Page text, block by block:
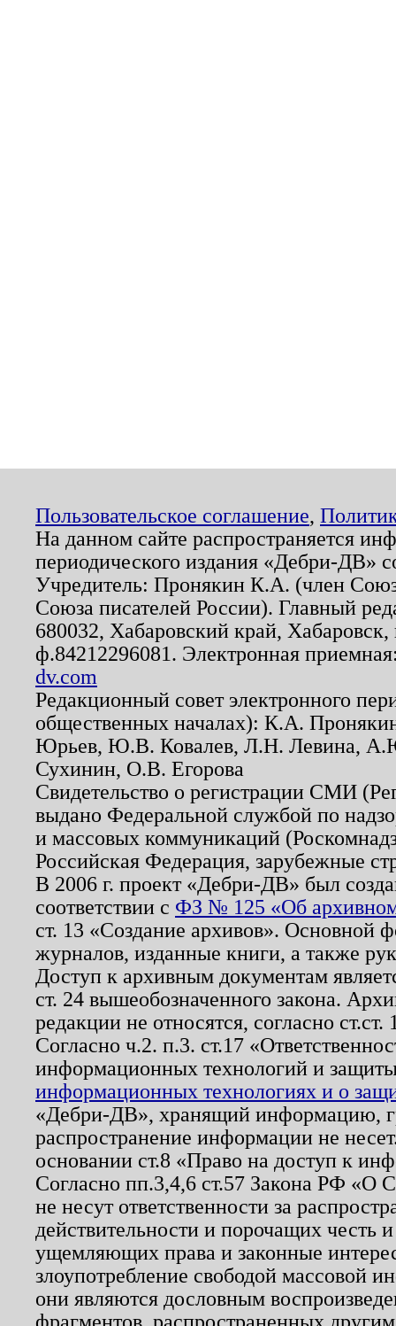
Пользовательское соглашение,
На данном сайте распространяется
периодического издания «Дебри-ДВ»
Учредитель: Пронякин К.А. (член
Союза писателей России). Главный
680032, Хабаровский край,
ф.84212296081. Электронная
dv.com
Редакционный совет электронного
общественных началах): К.А.
Юрьев, Ю.В. Ковалев, Л.Н. Левина,
Сухинин, О.В. Егорова
Свидетельство о регистрации СМИ
выдано Федеральной службой по
и массовых коммуникаций
Российская Федерация, зарубежные
В 2006 г. проект «Дебри-ДВ» был
соответствии с ФЗ № 125 «Об
ст. 13 «Создание архивов». Основной
журналов, изданные книги, а также
Доступ к архивным документам
ст. 24 вышеобозначенного закона.
редакции не относятся, согласно
Согласно ч.2. п.3. ст.17
информационных технологий и
информационных технологиях и о
«Дебри-ДВ», хранящий информацию,
распространение информации не
основании ст.8 «Право на доступ к
Согласно пп.3,4,6 ст.57 Закона РФ «О
не несут ответственности за
действительности и порочащих честь
ущемляющих права и законные
злоупотребление свободой массовой
они являются дословным
фрагментов, распространенных